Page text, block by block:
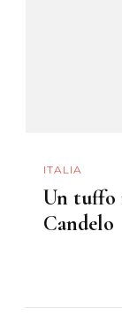
ITALIA
Un tuffo
Candelo